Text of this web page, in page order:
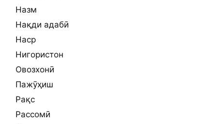
Назм
Нақди адабӣ
Наср
Нигористон
Овозхонӣ
Пажӯҳиш
Рақс
Рассомӣ